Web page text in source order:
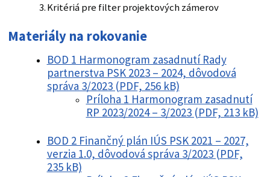
Kritériá pre filter projektových zámerov
Materiály na rokovanie
BOD 1 Harmonogram zasadnutí Rady
partnerstva PSK 2023 – 2024, dôvodová
správa 3/2023 (PDF, 256 kB)
Príloha 1 Harmonogram zasadnutí
RP 2023/2024 – 3/2023 (PDF, 213 kB)
BOD 2 Finančný plán IÚS PSK 2021 – 2027,
verzia 1.0, dôvodová správa 3/2023 (PDF,
235 kB)